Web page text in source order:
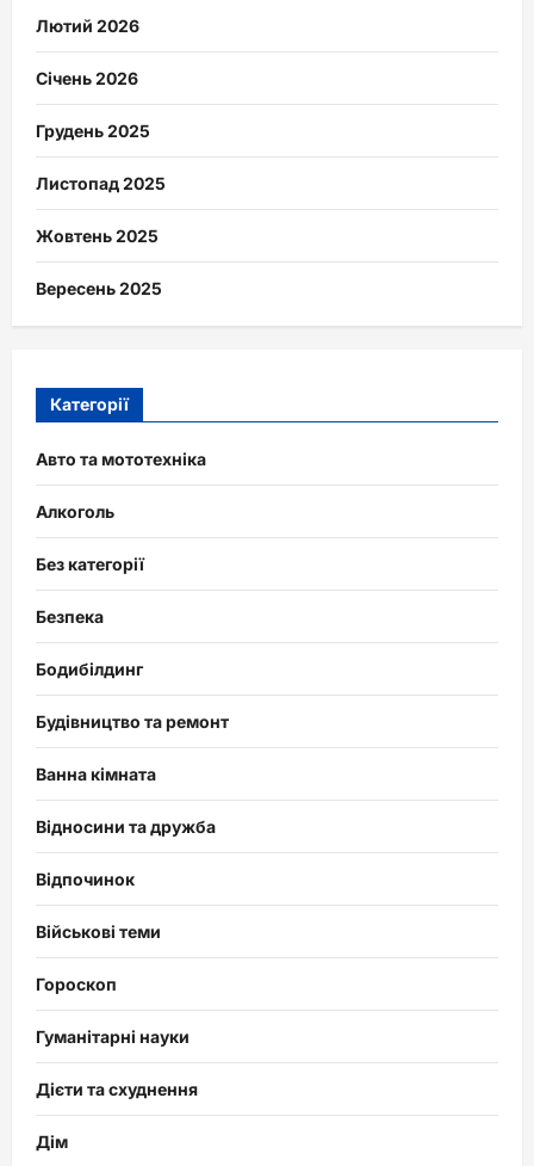
Лютий 2026
Січень 2026
Грудень 2025
Листопад 2025
Жовтень 2025
Вересень 2025
Категорії
Авто та мототехніка
Алкоголь
Без категорії
Безпека
Бодибілдинг
Будівництво та ремонт
Ванна кімната
Відносини та дружба
Відпочинок
Військові теми
Гороскоп
Гуманітарні науки
Дієти та схуднення
Дім